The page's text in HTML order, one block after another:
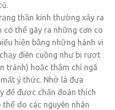
thần kinh thường xảy ra
có thể gây ra những cơn co
hiện bằng những hành vi
điên cuồng như bị rượt
tránh) hoặc thậm chí ngã
ý thức. Nhớ là đưa
để được chẩn đoán thích
do các nguyên nhân